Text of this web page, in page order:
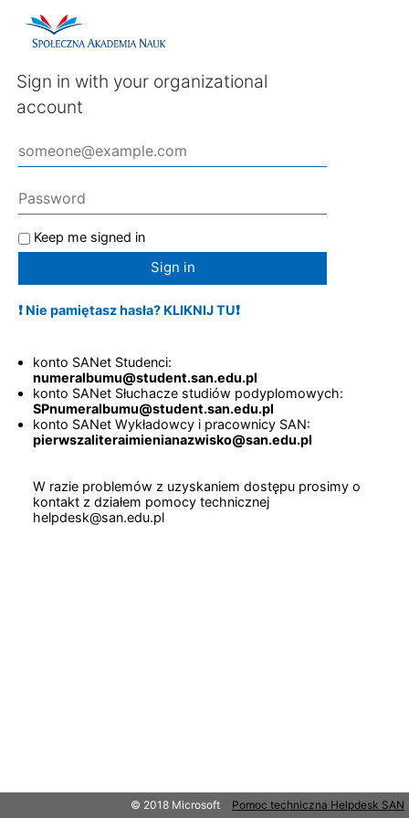
Sign in with your organizational
account
Keep me signed in
Sign in
❗ Nie pamiętasz hasła? KLIKNIJ TU❗
konto SANet Studenci:
numeralbumu@student.san.edu.pl
konto SANet Słuchacze studiów podyplomowych:
SPnumeralbumu@student.san.edu.pl
konto SANet Wykładowcy i pracownicy SAN:
pierwszaliteraimienianazwisko@san.edu.pl
W razie problemów z uzyskaniem dostępu prosimy o
kontakt z działem pomocy technicznej
helpdesk@san.edu.pl
© 2018 Microsoft Pomoc techniczna Helpdesk SAN